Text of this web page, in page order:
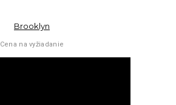
Brooklyn
Cena na vyžiadanie